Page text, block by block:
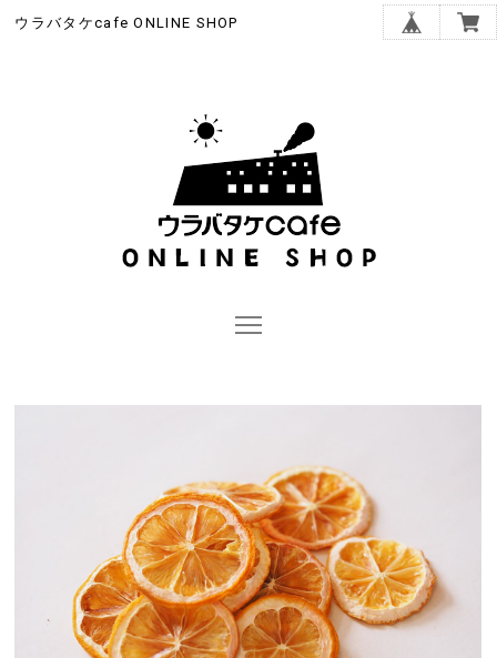
ウラバタケcafe ONLINE SHOP